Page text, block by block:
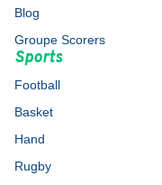
Blog
Groupe Scorers
Sports
Football
Basket
Hand
Rugby